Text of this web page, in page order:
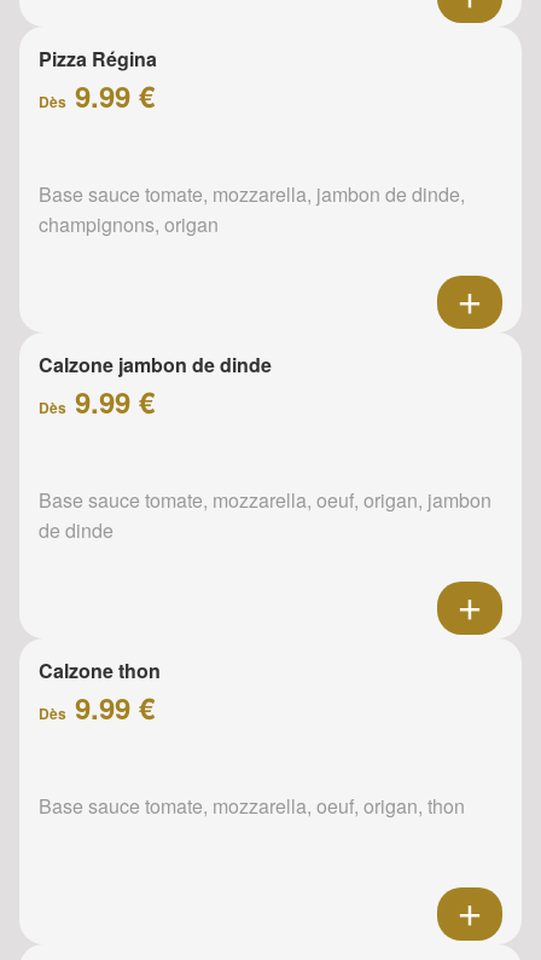
Pizza Régina
Dès 9.99 €
Base sauce tomate, mozzarella, jambon de dinde,
champignons, origan
Calzone jambon de dinde
Dès 9.99 €
Base sauce tomate, mozzarella, oeuf, origan, jambon
de dinde
Calzone thon
Dès 9.99 €
Base sauce tomate, mozzarella, oeuf, origan, thon